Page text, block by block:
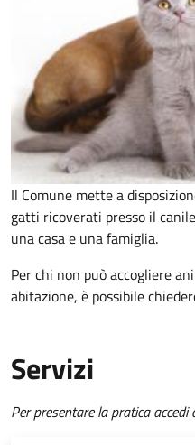
Il Comune mette a
gatti ricoverati presso il
una casa e una famiglia.
Per chi non può accogliere
abitazione, è possibile
Servizi
Per presentare la pratica